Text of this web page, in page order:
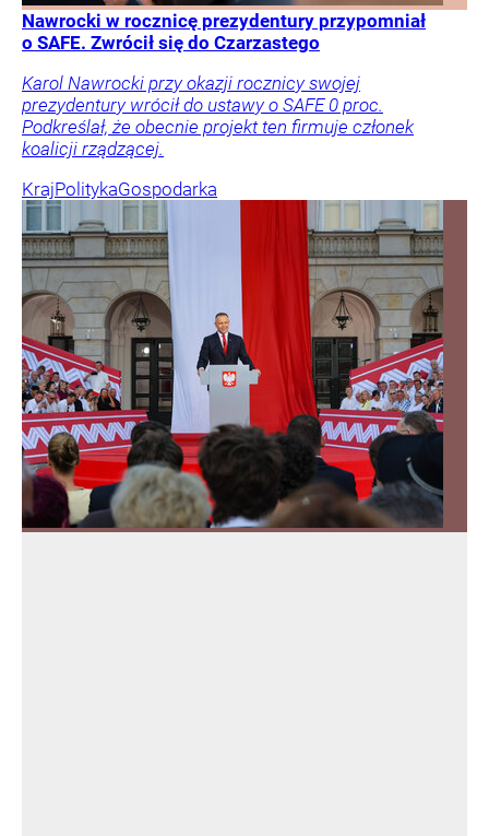
Nawrocki w rocznicę prezydentury przypomniał
o SAFE. Zwrócił się do Czarzastego
Karol Nawrocki przy okazji rocznicy swojej
prezydentury wrócił do ustawy o SAFE 0 proc.
Podkreślał, że obecnie projekt ten firmuje członek
koalicji rządzącej.
KrajPolitykaGospodarka